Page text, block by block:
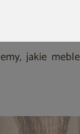
jakie